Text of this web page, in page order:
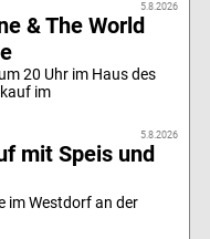
5.8.2026
& The World
20 Uhr im Haus des
im
5.8.2026
mit Speis und
im Westdorf an der